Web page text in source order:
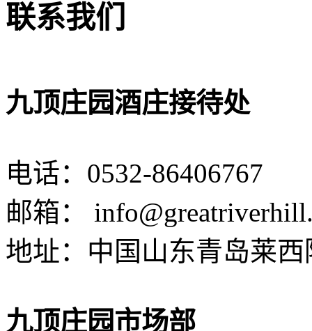
联系我们
九顶庄园酒庄接待处
电话： 0532-86406767
邮箱：
地址：中国山东青岛莱
九顶庄园市场部